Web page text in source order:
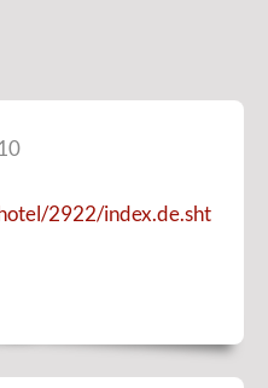
2922/index.de.sht